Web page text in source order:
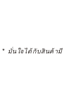
* มั่นใจได้กับสินค้ามี